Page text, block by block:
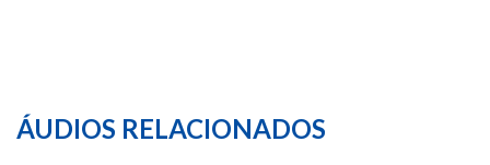
ÁUDIOS RELACIONADOS